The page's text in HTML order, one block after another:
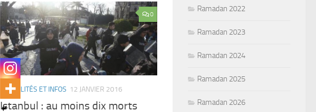
0
ACTUALITÉS ET INFOS 12 JANVIER 2016
Istanbul : au moins dix morts
Ramadan 2022
Ramadan 2023
Ramadan 2024
Ramadan 2025
Ramadan 2026